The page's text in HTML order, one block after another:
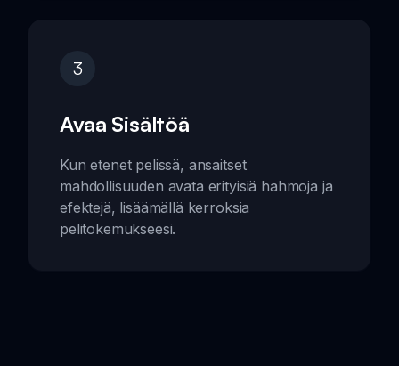
3
Avaa Sisältöä
Kun etenet pelissä, ansaitset
mahdollisuuden avata erityisiä hahmoja ja
efektejä, lisäämällä kerroksia
pelitokemukseesi.